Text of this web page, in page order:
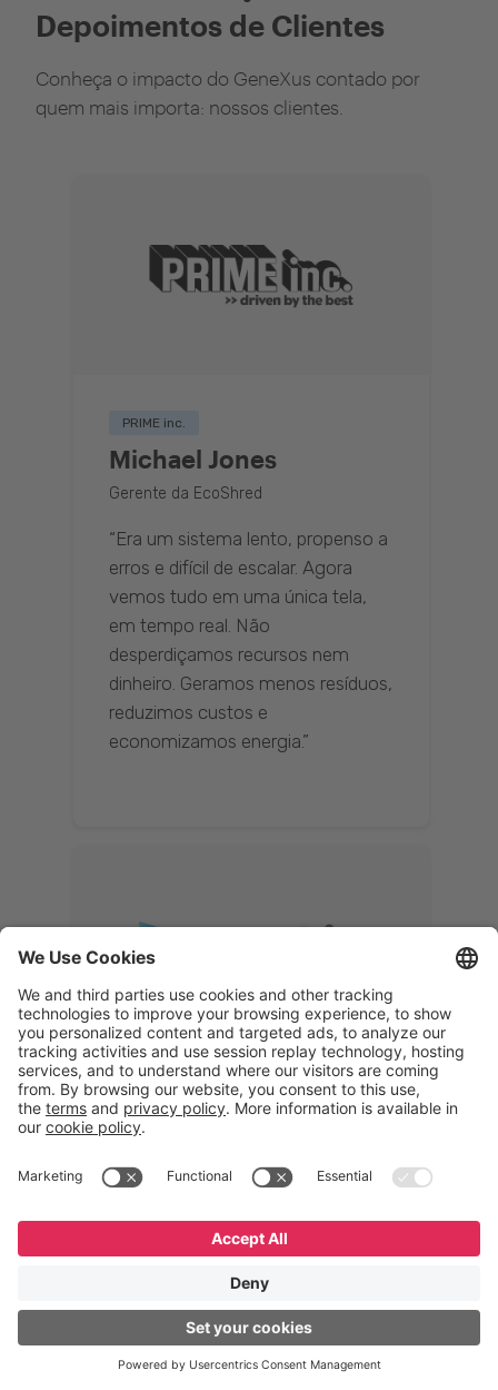
Depoimentos de Clientes
Conheça o impacto do GeneXus contado por
quem mais importa: nossos clientes.
PRIME inc.
Michael Jones
Gerente da EcoShred
“Era um sistema lento, propenso a
erros e difícil de escalar. Agora
vemos tudo em uma única tela,
em tempo real. Não
desperdiçamos recursos nem
dinheiro. Geramos menos resíduos,
reduzimos custos e
economizamos energia.”
Memphis
Eduardo Ribeiro
CEO
uma solução 360°, que permite
logística reversa. Podemos
verificar, analisar, recondicionar e
reintegrar equipamentos à cadeia,